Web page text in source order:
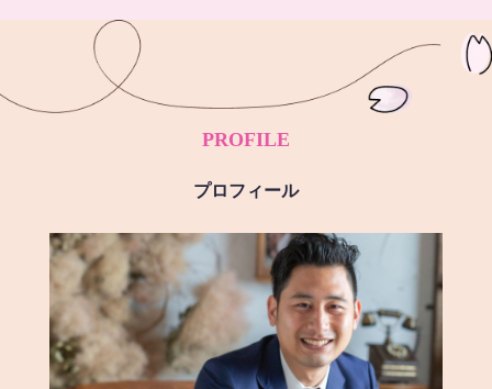
PROFILE
プロフィール